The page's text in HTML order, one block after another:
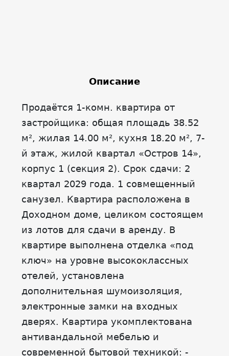
Описание
Продаётся 1-комн. квартира от
застройщика: общая площадь 38.52
м², жилая 14.00 м², кухня 18.20 м², 7-
й этаж, жилой квартал «Остров 14»,
корпус 1 (секция 2). Срок сдачи: 2
квартал 2029 года. 1 совмещенный
санузел. Квартира расположена в
Доходном доме, целиком состоящем
из лотов для сдачи в аренду. В
квартире выполнена отделка «под
ключ» на уровне высококлассных
отелей, установлена
дополнительная шумоизоляция,
электронные замки на входных
дверях. Квартира укомплектована
антивандальной мебелью и
современной бытовой техникой: -